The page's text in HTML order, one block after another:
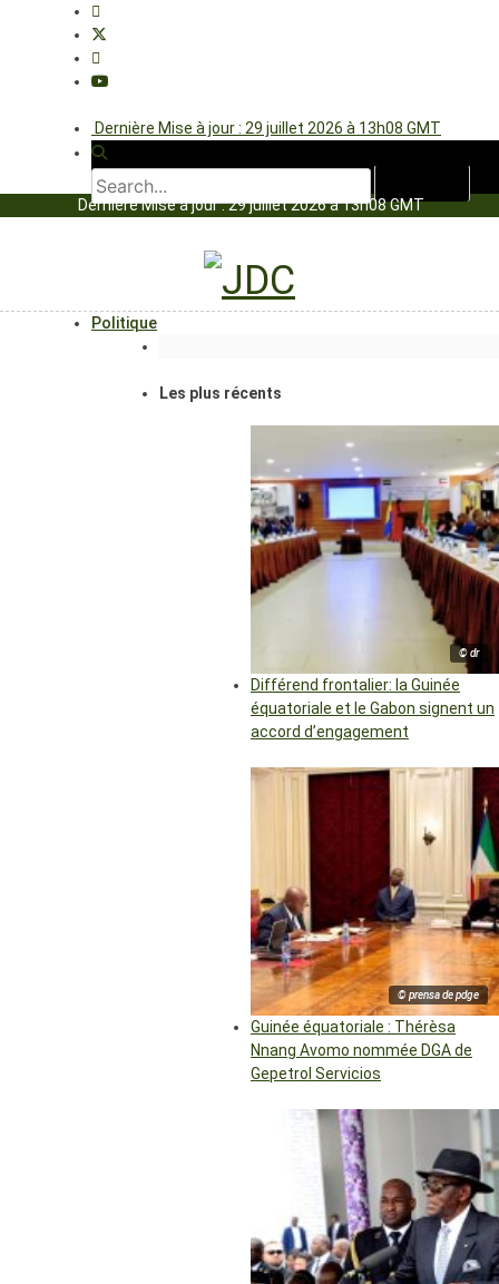
Dernière Mise à jour : 29 juillet 2026 à 13h08 GMT
Dernière Mise à jour : 29 juillet 2026 à 13h08 GMT
Politique
Les plus récents
© dr
Différend frontalier: la Guinée
équatoriale et le Gabon signent un
accord d’engagement
© prensa de pdge
Guinée équatoriale : Thérèsa
Nnang Avomo nommée DGA de
Gepetrol Servicios